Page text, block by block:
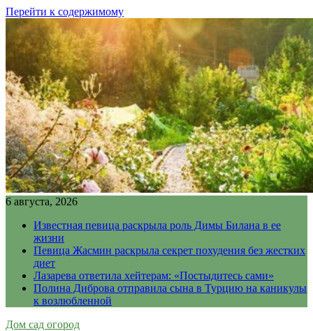
Перейти к содержимому
6 августа, 2026
Известная певица раскрыла роль Димы Билана в ее
жизни
Певица Жасмин раскрыла секрет похудения без жестких
диет
Лазарева ответила хейтерам: «Постыдитесь сами»
Полина Диброва отправила сына в Турцию на каникулы
к возлюбленной
Дом сад огород